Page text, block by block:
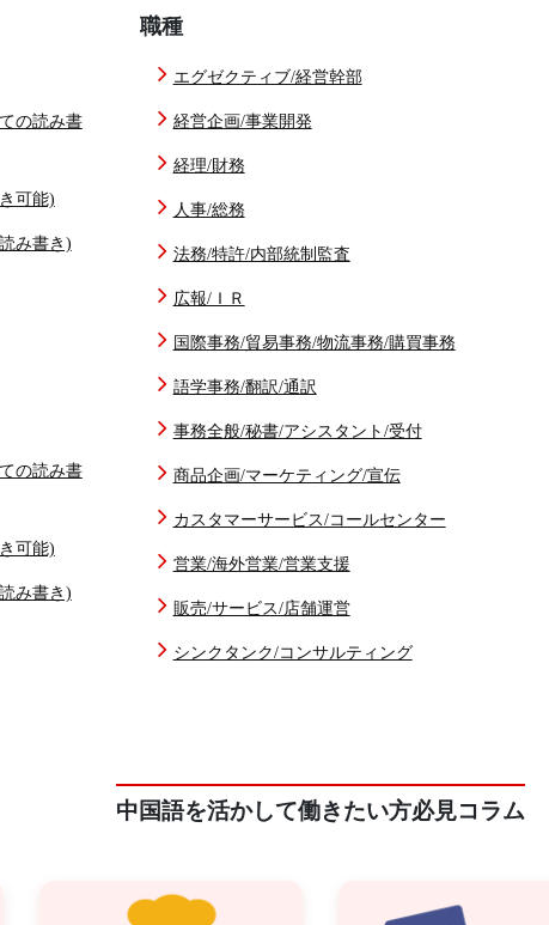
の読み書
可能)
み書き)
の読み書
可能)
み書き)
職種
エグゼクティブ/経営幹部
経営企画/事業開発
経理/財務
人事/総務
法務/特許/内部統制監査
広報/ＩＲ
国際事務/貿易事務/物流事務/購買事務
語学事務/翻訳/通訳
事務全般/秘書/アシスタント/受付
商品企画/マーケティング/宣伝
カスタマーサービス/コールセンター
営業/海外営業/営業支援
販売/サービス/店舗運営
シンクタンク/コンサルティング
中国語を活かして働きたい方必見コラム